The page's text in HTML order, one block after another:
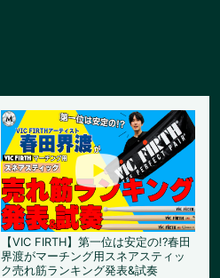
【VIC FIRTH】第一位は安定の!?春田
界渡がマーチング用スネアスティッ
ク売れ筋ランキング発表&試奏